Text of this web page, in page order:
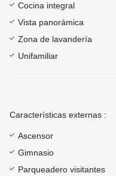
Cocina integral
Vista panorámica
Zona de lavandería
Unifamiliar
Características externas :
Ascensor
Gimnasio
Parqueadero visitantes